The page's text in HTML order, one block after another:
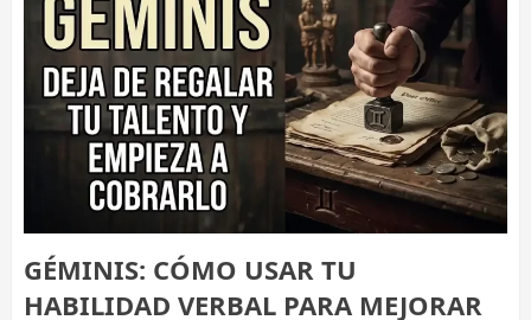
GÉMINIS: CÓMO USAR TU
HABILIDAD VERBAL PARA MEJORAR